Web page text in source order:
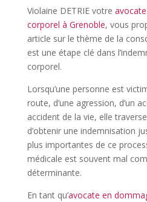
Violaine DETRIE votre
corporel à Grenoble, vous
article sur le thème de la
est une étape clé dans
corporel.
Lorsqu’une personne est
route, d’une agression, d’un
accident de la vie, elle
d’obtenir une indemnisation
plus importantes de ce
médicale est souvent mal
déterminante.
En tant qu’avocate en